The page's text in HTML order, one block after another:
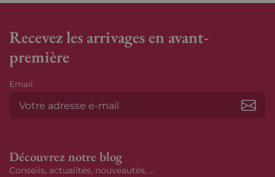
Recevez les arrivages en avant-
première
Email
Découvrez notre blog
Conseils, actualités, nouveautés, ...